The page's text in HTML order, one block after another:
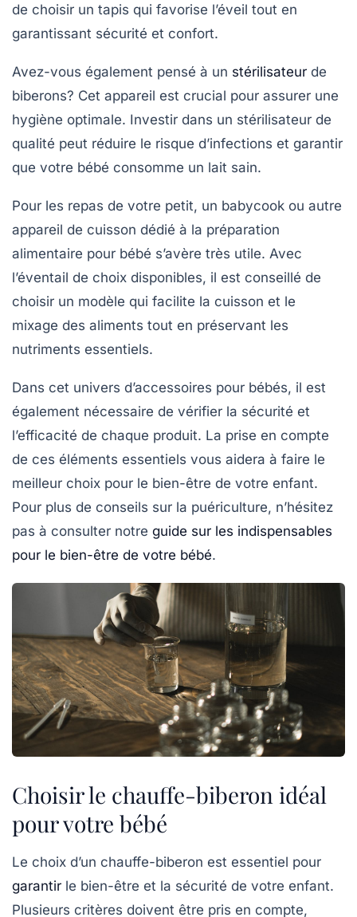
de choisir un tapis qui favorise l’éveil tout en
garantissant sécurité et confort.
Avez-vous également pensé à un stérilisateur de
biberons? Cet appareil est crucial pour assurer une
hygiène optimale. Investir dans un stérilisateur de
qualité peut réduire le risque d’infections et garantir
que votre bébé consomme un lait sain.
Pour les repas de votre petit, un babycook ou autre
appareil de cuisson dédié à la préparation
alimentaire pour bébé s’avère très utile. Avec
l’éventail de choix disponibles, il est conseillé de
choisir un modèle qui facilite la cuisson et le
mixage des aliments tout en préservant les
nutriments essentiels.
Dans cet univers d’accessoires pour bébés, il est
également nécessaire de vérifier la sécurité et
l’efficacité de chaque produit. La prise en compte
de ces éléments essentiels vous aidera à faire le
meilleur choix pour le bien-être de votre enfant.
Pour plus de conseils sur la puériculture, n’hésitez
pas à consulter notre guide sur les indispensables
pour le bien-être de votre bébé.
Choisir le chauffe-biberon idéal
pour votre bébé
Le choix d’un chauffe-biberon est essentiel pour
garantir le bien-être et la sécurité de votre enfant.
Plusieurs critères doivent être pris en compte,